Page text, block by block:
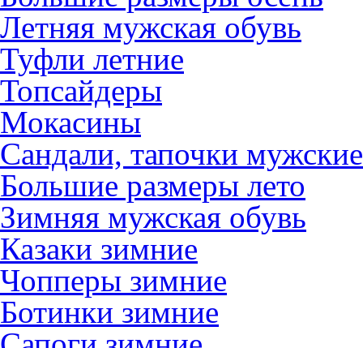
Летняя мужская обувь
Туфли летние
Топсайдеры
Мокасины
Сандали, тапочки мужские
Большие размеры лето
Зимняя мужская обувь
Казаки зимние
Чопперы зимние
Ботинки зимние